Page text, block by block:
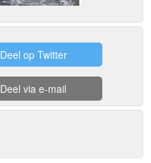
Deel op Twitter
Deel via e-mail